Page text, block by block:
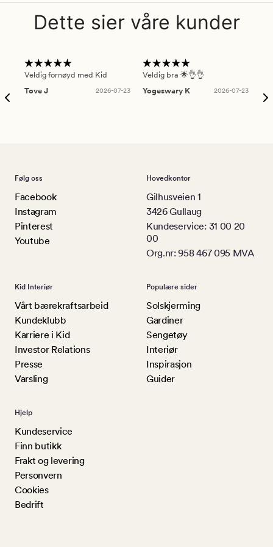
Dette sier våre kunder
Veldig fornøyd med Kid
Tove J
2026-07-23
Veldig bra 🌟👌👌
Yogeswary K
2026-07-23
Følg oss
Facebook
Instagram
Pinterest
Youtube
Hovedkontor
Gilhusveien 1
3426 Gullaug
Kundeservice: 31 00 20
00
Org.nr: 958 467 095 MVA
Kid Interiør
Vårt bærekraftsarbeid
Kundeklubb
Karriere i Kid
Investor Relations
Presse
Varsling
Populære sider
Solskjerming
Gardiner
Sengetøy
Interiør
Inspirasjon
Guider
Hjelp
Kundeservice
Finn butikk
Frakt og levering
Personvern
Cookies
Bedrift